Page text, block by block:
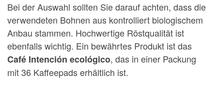
Bei der Auswahl sollten Sie darauf achten, dass die
verwendeten Bohnen aus kontrolliert biologischem
Anbau stammen. Hochwertige Röstqualität ist
ebenfalls wichtig. Ein bewährtes Produkt ist das
Café Intención ecológico, das in einer Packung
mit 36 Kaffeepads erhältlich ist.